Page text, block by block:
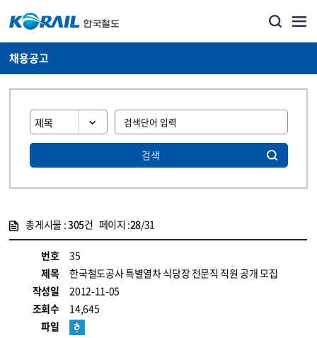
채용공고
검색
총게시물 :305건 페이지 :28/31
번호
35
제목
한국철도공사 특별열차 식당장 전문직 직원 공개 모집
작성일
2012-11-05
조회수
14,645
파일